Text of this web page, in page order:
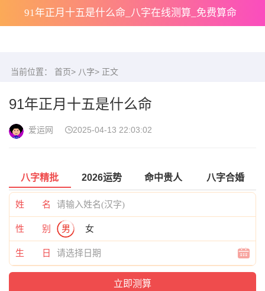
91年正月十五是什么命_八字在线测算_免费算命
当前位置： 首页> 八字> 正文
91年正月十五是什么命
爱运网 2025-04-13 22:03:02
八字精批 2026运势 命中贵人 八字合婚
姓 名
性 别 男 女
生 日